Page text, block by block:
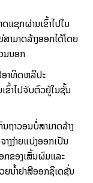
ຊກ​ຜ່ານ​ເຂົ້າໄປ​ໃນ​
າມາດ​ລ້າງ​ອອກ​ໄດ້​ໂດຍ​
ນ​ນອກ
ອາທິດ​ຫລື​ປະ​
ຂົ້າໄປ​ຈັບ​ຕົວ​ຢູ່ໃນ​ຊັ້ນ​
າວອນບໍ່​ສາມາດ​ລ້າງ​
ງ່າຍແບ່ງ​ອອກ​ເປັນ​
ກ​ຂອງ​ເສັ້ນ​ຜົມແລະ​
ນ້ຳ​ຢາ​ສີ​ອອກ​ຊິ​ເດ​ຊັ່ນ​